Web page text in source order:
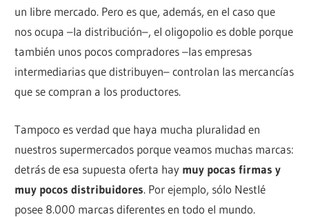
un libre mercado. Pero es que, además, en el caso que
nos ocupa –la distribución–, el oligopolio es doble porque
también unos pocos compradores –las empresas
intermediarias que distribuyen– controlan las mercancías
que se compran a los productores.
Tampoco es verdad que haya mucha pluralidad en
nuestros supermercados porque veamos muchas marcas:
detrás de esa supuesta oferta hay muy pocas firmas y
muy pocos distribuidores. Por ejemplo, sólo Nestlé
posee 8.000 marcas diferentes en todo el mundo.